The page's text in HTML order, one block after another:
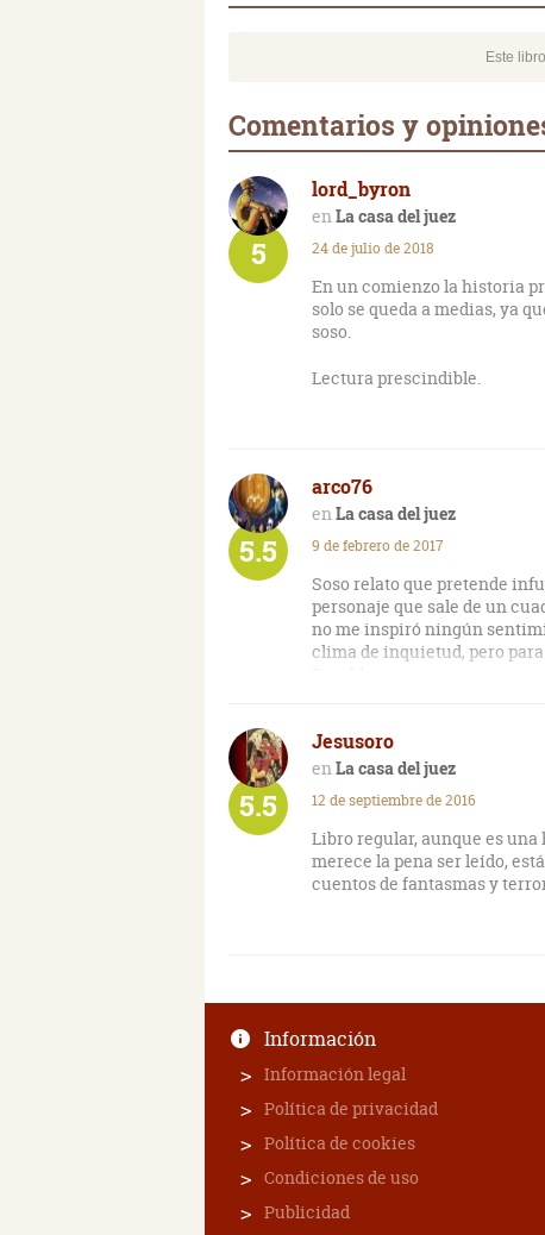
Este
Comentarios y
lord_byron
La casa del juez
5 24 de julio de 2018
En un comienzo la historia
solo se queda a medias, ya
soso.
Lectura prescindible.
arco76
La casa del juez
5.5 9 de febrero de 2017
Soso relato que pretende
personaje que sale de un
no me inspiró ningún
clima de inquietud, pero
Jesusoro
La casa del juez
5.5 12 de septiembre de 2016
Libro regular, aunque es
merece la pena ser leído,
cuentos de fantasmas y
Información
Información legal
Política de privacidad
Política de cookies
Condiciones de uso
Publicidad